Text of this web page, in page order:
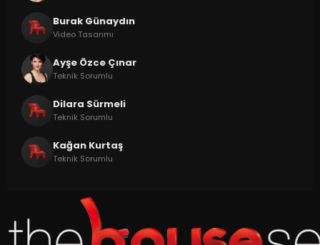
Burak Günaydın
Video Tasarımı
Ayşe Özce Çınar
Teknik Sorumlu
Dilara Sürmeli
Teknik Sorumlu
Kağan Kurtaş
Teknik Sorumlu